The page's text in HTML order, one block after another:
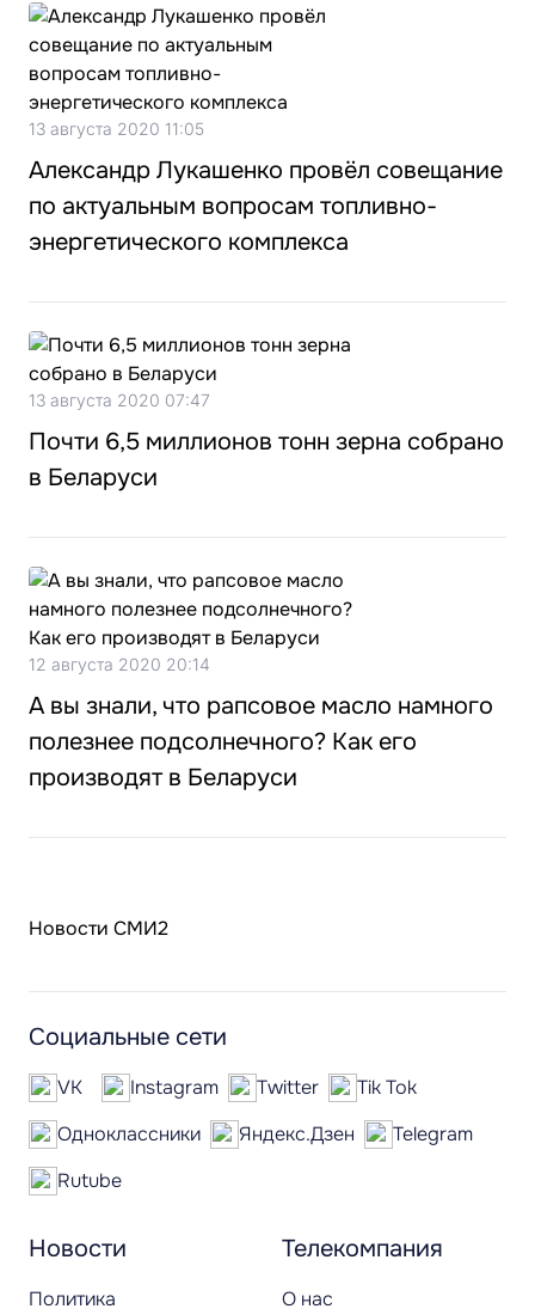
13 августа 2020 11:05
Александр Лукашенко провёл совещание
по актуальным вопросам топливно-
энергетического комплекса
13 августа 2020 07:47
Почти 6,5 миллионов тонн зерна собрано
в Беларуси
12 августа 2020 20:14
А вы знали, что рапсовое масло намного
полезнее подсолнечного? Как его
производят в Беларуси
Новости СМИ2
Новости
Политика
Телекомпания
О нас
Социальные сети
VK Instagram Twitter
Tik Tok
Одноклассники
Яндекс.Дзен
Telegram
Rutube